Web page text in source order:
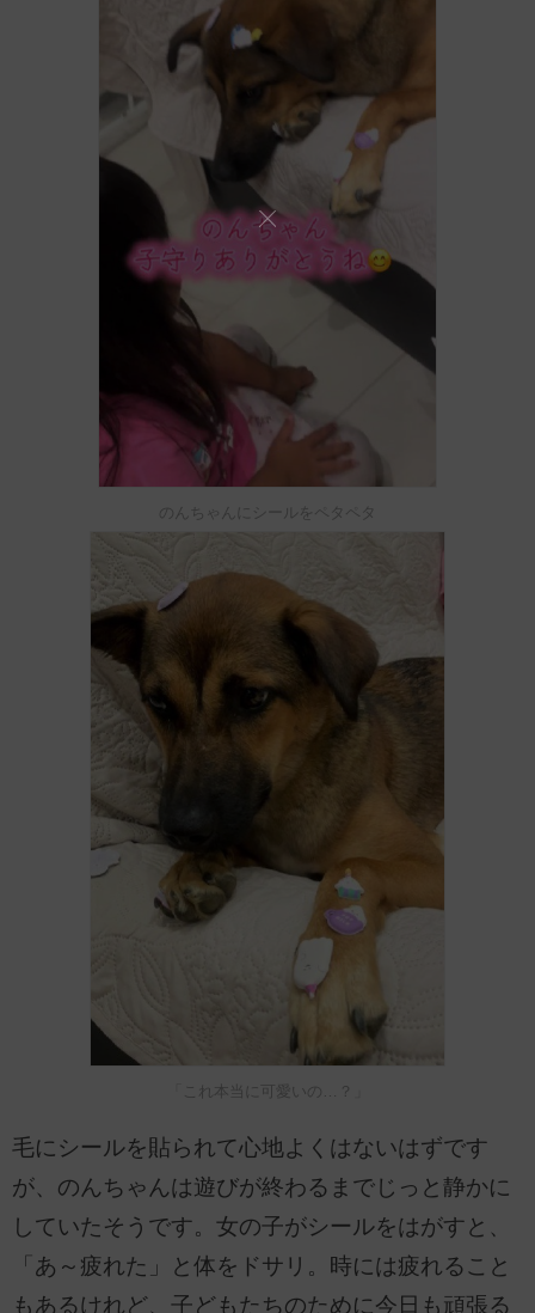
のんちゃんにシールをペタペタ
「これ本当に可愛いの…？」
毛にシールを貼られて心地よくはないはずです
が、のんちゃんは遊びが終わるまでじっと静かに
していたそうです。女の子がシールをはがすと、
「あ～疲れた」と体をドサリ。時には疲れること
もあるけれど、子どもたちのために今日も頑張る